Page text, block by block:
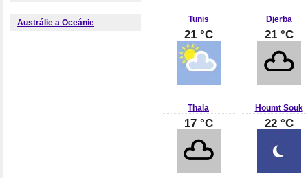
Austrálie a Oceánie Tunis
21 °C
Djerba
21 °C
Thala
17 °C
Houmt Souk
22 °C